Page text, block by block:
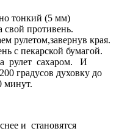
тонкий (5 мм)
свой противень.
рулетом,завернув края.
с пекарской бумагой.
рулет сахаром. И
градусов духовку до
минут.
и становятся